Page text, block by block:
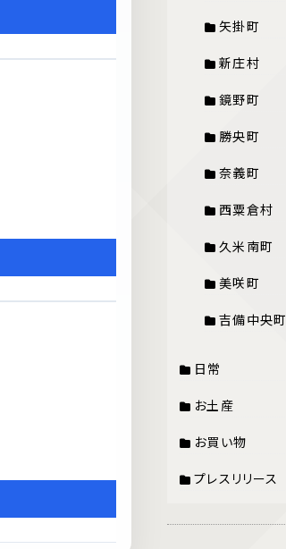
矢掛町
新庄村
鏡野町
勝央町
奈義町
西粟倉村
久米南町
美咲町
吉備中央町
日常
お土産
お買い物
プレスリリース